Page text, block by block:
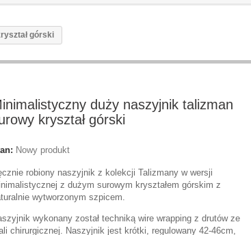
górski
duży naszyjnik talizman
kryształ górski
Nowy produkt
robiony naszyjnik z kolekcji Talizmany w wersji
z dużym surowym kryształem górskim z
wytworzonym szpicem.
wykonany został techniką wire wrapping z drutów ze
chirurgicznej. Naszyjnik jest krótki, regulowany 42-46cm,